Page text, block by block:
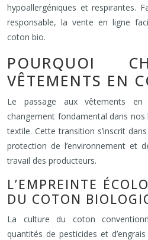
hypoallergéniques et respirantes.
responsable, la vente en ligne
coton bio.
POURQUOI
VÊTEMENTS EN
Le passage aux vêtements
changement fondamental dans
textile. Cette transition s’inscrit
protection de l’environnement et
travail des producteurs.
L’EMPREINTE
DU COTON
La culture du coton
quantités de pesticides et